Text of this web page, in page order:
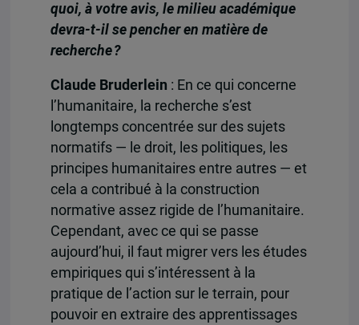
quoi, à votre avis, le milieu académique
devra-t-il se pencher en matière de
recherche ?
Claude Bruderlein : En ce qui concerne
l’humanitaire, la recherche s’est
longtemps concentrée sur des sujets
normatifs — le droit, les politiques, les
principes humanitaires entre autres — et
cela a contribué à la construction
normative assez rigide de l’humanitaire.
Cependant, avec ce qui se passe
aujourd’hui, il faut migrer vers les études
empiriques qui s’intéressent à la
pratique de l’action sur le terrain, pour
pouvoir en extraire des apprentissages